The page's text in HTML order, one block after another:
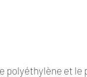
polyéthylène et le